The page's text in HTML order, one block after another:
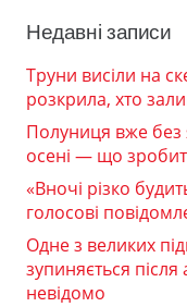
Недавні записи
Труни висіли на
розкрила, хто
Полуниця вже без
осені — що
«Вночі різко
голосові
Одне з великих
зупиняється
невідомо